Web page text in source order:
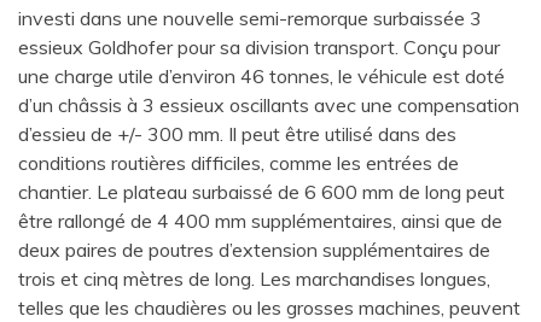
investi dans une nouvelle semi-remorque surbaissée 3
essieux Goldhofer pour sa division transport. Conçu pour
une charge utile d’environ 46 tonnes, le véhicule est doté
d’un châssis à 3 essieux oscillants avec une compensation
d’essieu de +/- 300 mm. Il peut être utilisé dans des
conditions routières difficiles, comme les entrées de
chantier. Le plateau surbaissé de 6 600 mm de long peut
être rallongé de 4 400 mm supplémentaires, ainsi que de
deux paires de poutres d’extension supplémentaires de
trois et cinq mètres de long. Les marchandises longues,
telles que les chaudières ou les grosses machines, peuvent